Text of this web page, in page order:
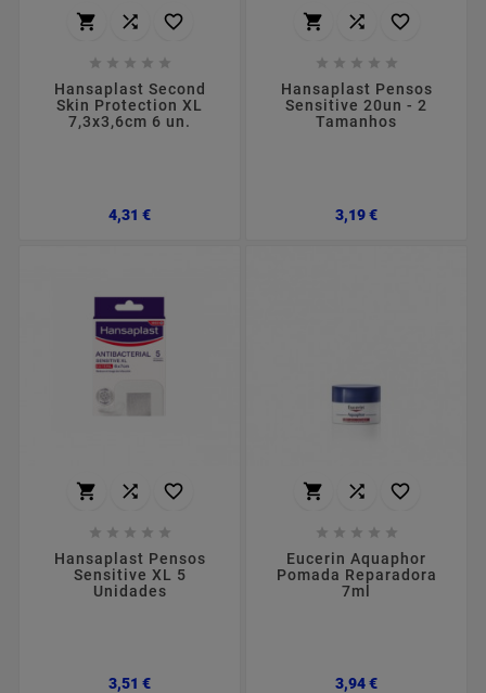
  
    
Hansaplast Second
Skin Protection XL
7,3x3,6cm 6 un.
4,31 €Preço
  
    
Hansaplast Pensos
Sensitive 20un - 2
Tamanhos
3,19 €Preço
  
    
Hansaplast Pensos
Sensitive XL 5
Unidades
3,51 €Preço
  
    
Eucerin Aquaphor
Pomada Reparadora
7ml
3,94 €Preço